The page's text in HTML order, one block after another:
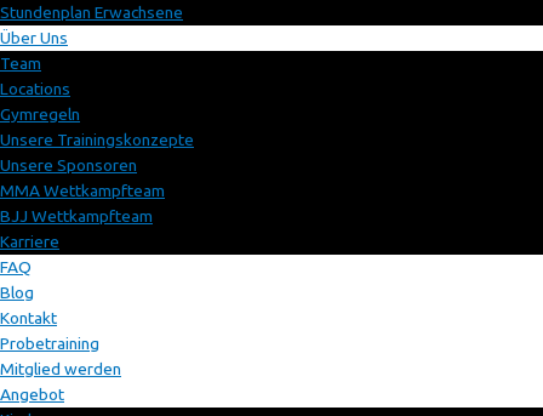
Stundenplan Erwachsene
Über Uns
Team
Locations
Gymregeln
Unsere Trainingskonzepte
Unsere Sponsoren
MMA Wettkampfteam
BJJ Wettkampfteam
Karriere
FAQ
Blog
Kontakt
Probetraining
Mitglied werden
Angebot